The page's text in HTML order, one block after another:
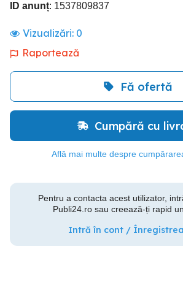
ID anunț: 1537809837
Vizualizări: 0
Raportează
Fă ofertă
Cumpără cu
Află mai multe despre
Pentru a contacta acest utilizator,
Publi24.ro sau creează-ți rapid
Intră în cont /